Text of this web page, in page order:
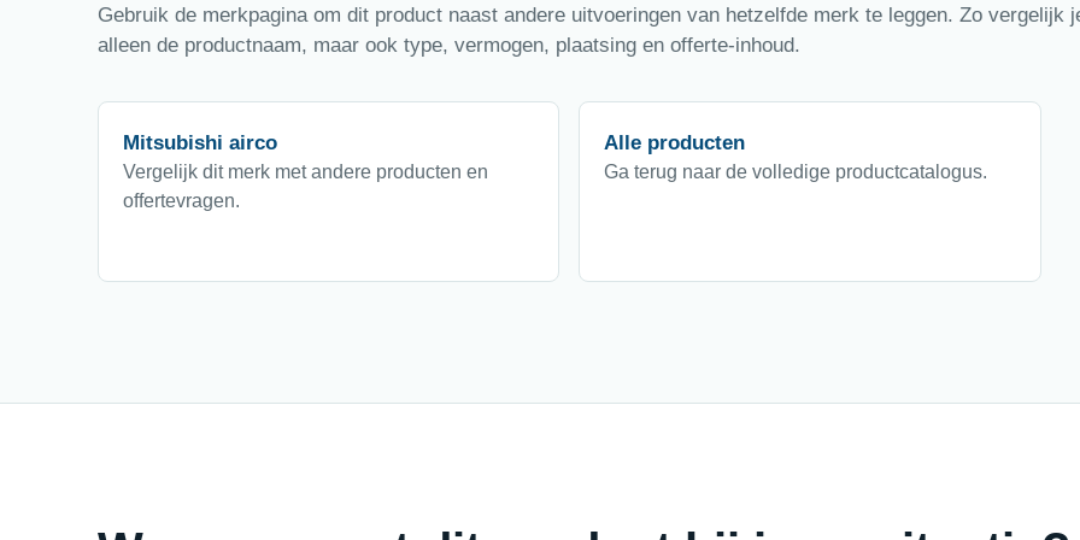
Gebruik de merkpagina om dit product naast andere uitvoeringen van hetzelfde merk te leggen. Zo vergelijk
alleen de productnaam, maar ook type, vermogen, plaatsing en offerte-inhoud.
Mitsubishi airco
Vergelijk dit merk met andere producten en
offertevragen.
Alle producten
Ga terug naar de volledige productcatalogus.